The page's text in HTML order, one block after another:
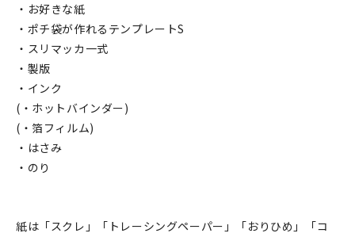
はんこ
JAMグッズ
台湾グッズ
在庫限り
・お好きな紙
・ポチ袋が作れるテンプレートS
・スリマッカ一式
・製版
・インク
(・ホットバインダー)
(・箔フィルム)
・はさみ
・のり
紙は「スクレ」「トレーシングペーパー」「おりひめ」「コ